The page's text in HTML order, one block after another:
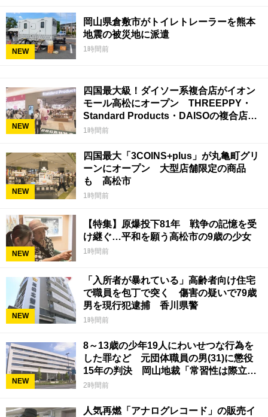
NEW
岡山県倉敷市がトイレトレーラーを熊本
地震の被災地に派遣
1時間前
NEW
四国最大級！ダイソー系複合店がイオン
モール高松にオープン THREEPPY・
Standard Products・DAISOの複合店は
香川県初
1時間前
NEW
四国最大「3COINS+plus」が丸亀町グリ
ーンにオープン 大型店舗限定の商品
も 高松市
1時間前
NEW
【特集】原爆投下81年 戦争の記憶を受
け継ぐ…平和を願う高松市の9歳の少女
1時間前
NEW
「入所者が暴れている」高齢者向け住宅
で職員を包丁で突く 傷害の疑いで79歳
男を現行犯逮捕 香川県警
1時間前
NEW
8～13歳の少年19人にわいせつな行為を
した罪など 元団体職員の男(31)に懲役
15年の判決 岡山地裁「常習性は際立っ
ていて被害結果も非常に重い」
2時間前
人気再燃「アナログレコード」の販売イ